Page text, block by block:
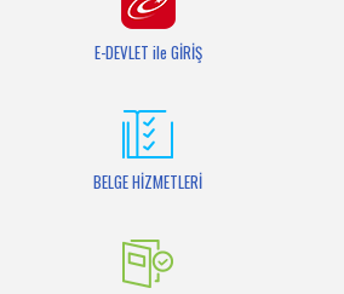
Bilgi Bankası
E-DEVLET ile GİRİŞ
BELGE HİZMETLERİ